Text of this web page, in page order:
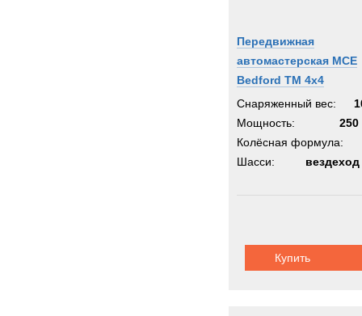
Передвижная
автомастерская MCE
Bedford TM 4x4
Снаряженный вес:
Мощность:
250
Колёсная формула:
Шасси:
вездеход
Купить